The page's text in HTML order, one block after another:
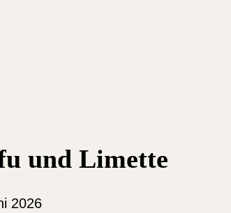
und Limette
2026